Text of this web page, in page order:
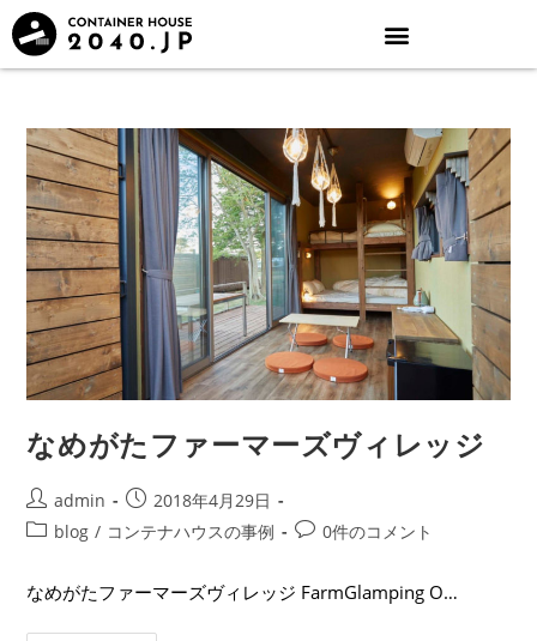
なめがたファーマーズヴィレッジ
admin
2018年4月29日
blog / コンテナハウスの事例 0件のコメント
なめがたファーマーズヴィレッジ FarmGlamping O…